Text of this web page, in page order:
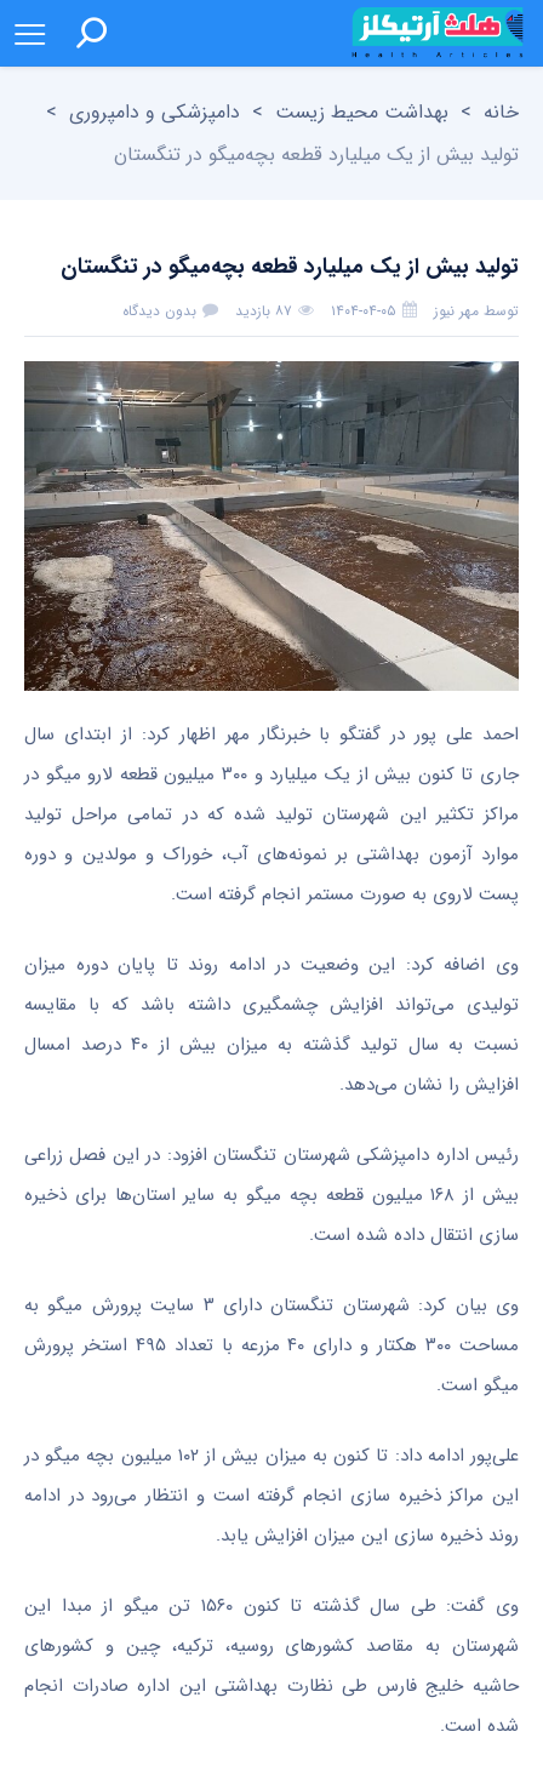
خانه > بهداشت محیط زیست > دامپزشکی و دامپروری >
تولید بیش از یک میلیارد قطعه بچه‌میگو در تنگستان
تولید بیش از یک میلیارد قطعه بچه‌میگو در تنگستان
توسط مهر نیوز ۱۴۰۴-۰۴-۰۵ ۸۷ بازدید بدون دیدگاه
احمد علی پور در گفتگو با خبرنگار مهر اظهار کرد: از ابتدای سال
جاری تا کنون بیش از یک میلیارد و ۳۰۰ میلیون قطعه
لارو میگو در
مراکز تکثیر این شهرستان تولید شده که در تمامی مراحل تولید
موارد آزمون بهداشتی بر نمونه‌های آب، خوراک و مولدین و دوره
پست لاروی به صورت مستمر انجام گرفته است.
وی اضافه کرد: این وضعیت در ادامه روند تا پایان دوره میزان
تولیدی می‌تواند افزایش چشمگیری داشته باشد که با مقایسه
نسبت به سال تولید گذشته به میزان بیش از ۴۰ درصد امسال
افزایش را نشان می‌دهد.
رئیس اداره دامپزشکی شهرستان تنگستان افزود: در این فصل زراعی
بیش از ۱۶۸ میلیون قطعه بچه میگو به سایر استان‌ها برای ذخیره
سازی انتقال داده شده است.
وی بیان کرد: شهرستان تنگستان دارای ۳ سایت پرورش میگو به
مساحت ۳۰۰ هکتار و دارای ۴۰ مزرعه با تعداد ۴۹۵ استخر پرورش
میگو است.
علی‌پور ادامه داد: تا کنون به میزان بیش از ۱۰۲ میلیون بچه میگو در
این مراکز ذخیره سازی انجام گرفته است و انتظار می‌رود در ادامه
روند ذخیره سازی این میزان افزایش یابد.
وی گفت: طی سال گذشته تا کنون ۱۵۶۰ تن میگو از مبدا این
شهرستان به مقاصد کشورهای روسیه، ترکیه، چین و کشورهای
حاشیه خلیج فارس طی نظارت بهداشتی این اداره صادرات انجام
شده است.